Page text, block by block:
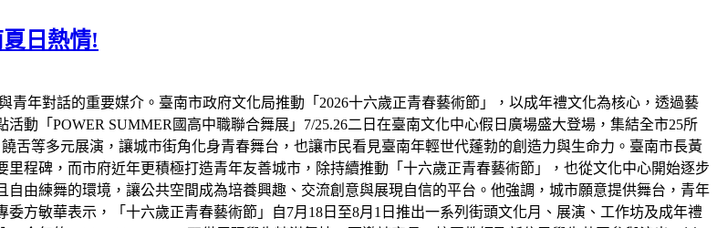
日熱情!
青年對話的重要媒介。臺南市政府文化局推動「2026十六歲正青春藝術節」，以成年禮文化為核心，透過藝
動「POWER SUMMER國高中職聯合舞展」7/25.26二日在臺南文化中心假日廣場盛大登場，集結全市25所
舌等多元展演，讓城市街角化身青春舞台，也讓市民看見臺南年輕世代蓬勃的創造力與生命力。臺南市長黃
程碑，而市府近年更積極打造青年友善城市，除持續推動「十六歲正青春藝術節」，也從文化中心開始逐步
由練舞的環境，讓公共空間成為培養興趣、交流創意與展現自信的平台。他強調，城市願意提供舞台，青年
方敏華表示，「十六歲正青春藝術節」自7月18日至8月1日推出一系列街頭文化月、展演、工作坊及成年禮